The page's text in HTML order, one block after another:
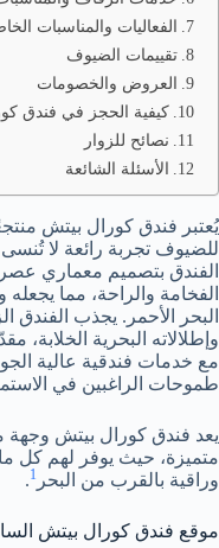
الفعاليات والمناسبات
تقييمات الضيوف
العروض والخصومات
كيفية الحجز في فندق
نصائح للزوار
الأسئلة الشائعة
يُعتبر فندق كورال بيتش
للضيوف تجربة رائعة لا
الفندق بتصميم معماري
الفخامة والراحة، مما
البحر الأحمر. يجذب الفندق
وإطلالاته البحرية الخلابة،
مع خدمات فندقية عالية
طموحات الراغبين في
يعد فندق كورال بيتش وجهة
متميزة، حيث يوفر لهم كل
وراقية بالقرب من البحر 1
.
موقع فندق كورال بيتش